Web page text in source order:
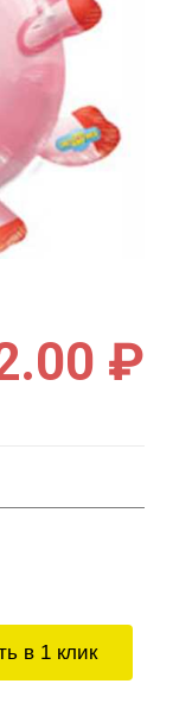
в 1 клик
₽